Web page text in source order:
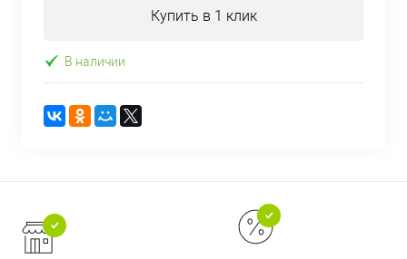
Купить в 1 клик
В наличии